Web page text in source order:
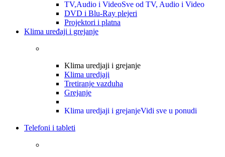
TV,Audio i VideoSve od TV, Audio i Video
DVD i Blu-Ray plejeri
Projektori i platna
Klima uređaji i grejanje
Klima uredjaji i grejanje
Klima uredjaji
Tretiranje vazduha
Grejanje
Klima uredjaji i grejanjeVidi sve u ponudi
Telefoni i tableti